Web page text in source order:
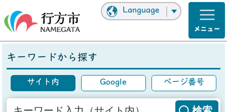
Language
キーワードから探す
サイト内 Google ページ番号